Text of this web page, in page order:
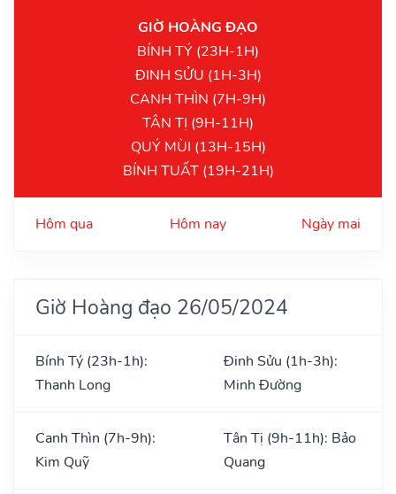
GIỜ HOÀNG ĐẠO
BÍNH TÝ (23H-1H)
ĐINH SỬU (1H-3H)
CANH THÌN (7H-9H)
TÂN TỊ (9H-11H)
QUÝ MÙI (13H-15H)
BÍNH TUẤT (19H-21H)
Hôm qua Hôm nay Ngày mai
Giờ Hoàng đạo 26/05/2024
Bính Tý (23h-1h):
Thanh Long
Đinh Sửu (1h-3h):
Minh Đường
Canh Thìn (7h-9h):
Kim Quỹ
Tân Tị (9h-11h): Bảo
Quang